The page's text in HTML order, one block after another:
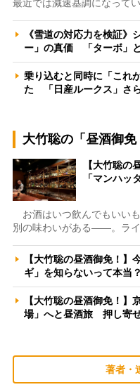
最近では減速基調になって
《雪道の対応力を検証》
ー」の真価 「ターボ」
乗り込むと同時に「これ
た 「日産ルークス」さ
大竹聡の「昼酒御免
【大竹聡の
「マンハ
お酒はいつ飲んでもいい
別の味わいがある――。ラ
【大竹聡の昼酒御免！】
ギ」を知らないって本
【大竹聡の昼酒御免！】
場」へと昼酒旅 押し寄
著者・